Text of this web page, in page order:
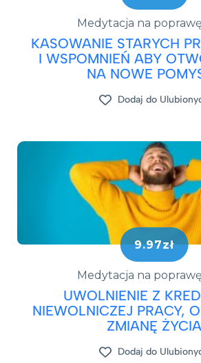
Medytacja na
KASOWANIE STARYCH
I WSPOMNIEŃ ABY
NA NOWE
Dodaj do
9.97zł
Medytacja na
UWOLNIENIE Z
NIEWOLNICZEJ PRACY,
ZMIANĘ ŻYCIA
Dodaj do